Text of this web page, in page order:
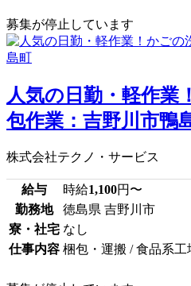
募集が停止しています
人気の日勤・軽作業
包作業：吉野川市鴨
株式会社テクノ・サービス
給与 時給1,100円〜
勤務地
徳島県 吉野川市
寮・社宅 なし
仕事内容 梱包・運搬 / 食品系工